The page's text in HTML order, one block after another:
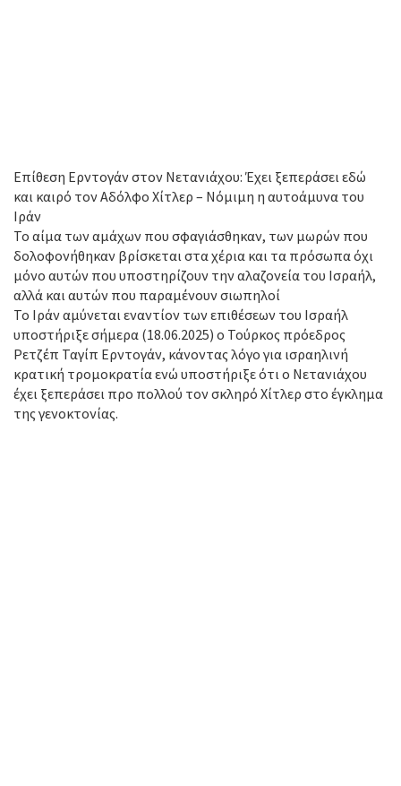
Επίθεση Ερντογάν στον Νετανιάχου: Έχει ξεπεράσει εδώ
και καιρό τον Αδόλφο Χίτλερ – Νόμιμη η αυτοάμυνα του
Ιράν
Το αίμα των αμάχων που σφαγιάσθηκαν, των μωρών που
δολοφονήθηκαν βρίσκεται στα χέρια και τα πρόσωπα όχι
μόνο αυτών που υποστηρίζουν την αλαζονεία του Ισραήλ,
αλλά και αυτών που παραμένουν σιωπηλοί
Το Ιράν αμύνεται εναντίον των επιθέσεων του Ισραήλ
υποστήριξε σήμερα (18.06.2025) ο Τούρκος πρόεδρος
Ρετζέπ Ταγίπ Ερντογάν, κάνοντας λόγο για ισραηλινή
κρατική τρομοκρατία ενώ υποστήριξε ότι ο Νετανιάχου
έχει ξεπεράσει προ πολλού τον σκληρό Χίτλερ στο έγκλημα
της γενοκτονίας.